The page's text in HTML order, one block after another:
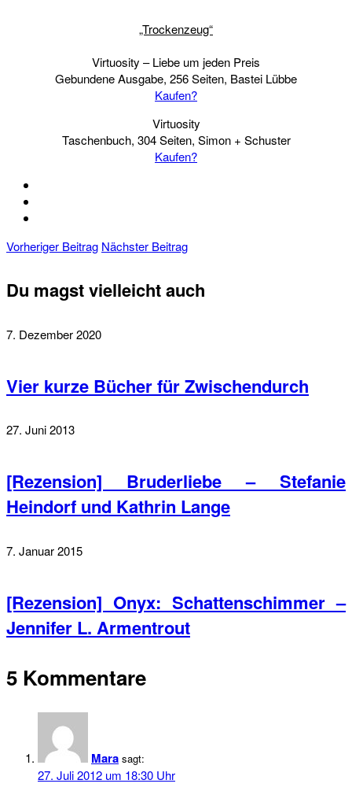
„Trockenzeug“
Virtuosity – Liebe um jeden Preis
Gebundene Ausgabe, 256 Seiten, Bastei Lübbe
Kaufen?
Virtuosity
Taschenbuch, 304 Seiten, Simon + Schuster
Kaufen?
Vorheriger Beitrag Nächster Beitrag
Du magst vielleicht auch
7. Dezember 2020
Vier kurze Bücher für Zwischendurch
27. Juni 2013
[Rezension] Bruderliebe – Stefanie
Heindorf und Kathrin Lange
7. Januar 2015
[Rezension] Onyx: Schattenschimmer –
Jennifer L. Armentrout
5 Kommentare
Mara sagt:
27. Juli 2012 um 18:30 Uhr